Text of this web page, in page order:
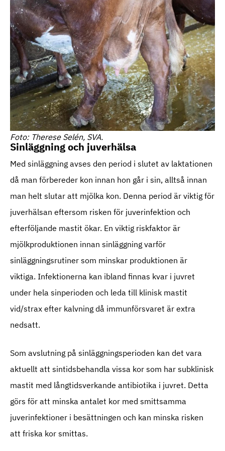
Foto: Therese Selén, SVA.
Sinläggning och juverhälsa
Med sinläggning avses den period i slutet av laktationen
då man förbereder kon innan hon går i sin, alltså innan
man helt slutar att mjölka kon. Denna period är viktig för
juverhälsan eftersom risken för juverinfektion och
efterföljande mastit ökar. En viktig riskfaktor är
mjölkproduktionen innan sinläggning varför
sinläggningsrutiner som minskar produktionen är
viktiga. Infektionerna kan ibland finnas kvar i juvret
under hela sinperioden och leda till klinisk mastit
vid/strax efter kalvning då immunförsvaret är extra
nedsatt.
Som avslutning på sinläggningsperioden kan det vara
aktuellt att sintidsbehandla vissa kor som har subklinisk
mastit med långtidsverkande antibiotika i juvret. Detta
görs för att minska antalet kor med smittsamma
juverinfektioner i besättningen och kan minska risken
att friska kor smittas.